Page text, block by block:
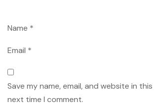
Name *
Email *
Save my name, email, and website in
next time I comment.